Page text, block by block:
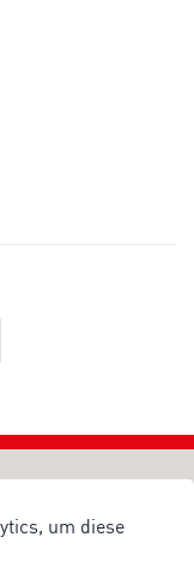
um diese